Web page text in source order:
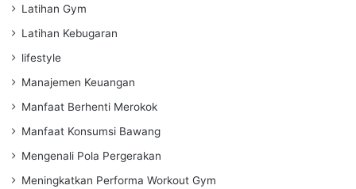
Latihan Gym
Latihan Kebugaran
lifestyle
Manajemen Keuangan
Manfaat Berhenti Merokok
Manfaat Konsumsi Bawang
Mengenali Pola Pergerakan
Meningkatkan Performa Workout Gym